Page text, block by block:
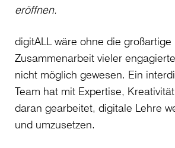
eröffnen.
digitALL wäre ohne die großartige
Zusammenarbeit vieler
nicht möglich gewesen. Ein
Team hat mit Expertise,
daran gearbeitet, digitale Lehre
und umzusetzen.